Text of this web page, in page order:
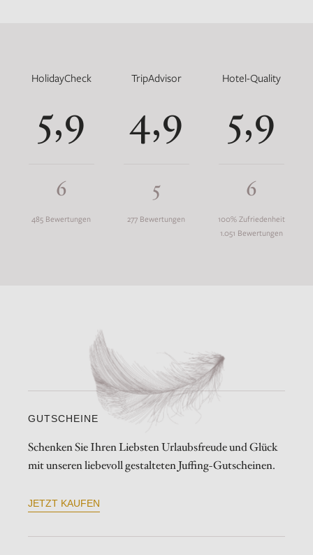
HolidayCheck
5,9
6
485 Bewertungen
TripAdvisor
4,9
5
277 Bewertungen
Hotel-Quality
5,9
6
100% Zufriedenheit
1.051 Bewertungen
GUTSCHEINE
Schenken Sie Ihren Liebsten Urlaubsfreude und Glück
mit unseren liebevoll gestalteten Juffing-Gutscheinen.
JETZT KAUFEN